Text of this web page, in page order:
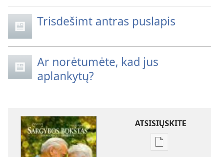
Trisdešimt antras puslapis
Ar norėtumėte, kad jus
aplankytų?
ATSISIŲSKITE
Skaitmeninių